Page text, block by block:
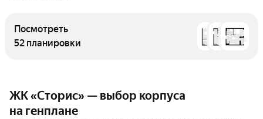
Посмотреть
52 планировки
ЖК «Сторис» — выбор корпуса
на генплане